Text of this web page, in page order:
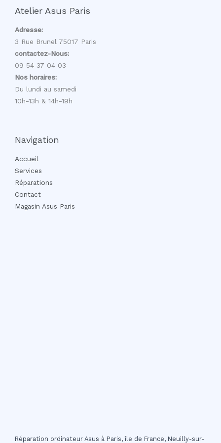
Atelier Asus Paris
Adresse:
3 Rue Brunel 75017 Paris
contactez-Nous:
09 54 37 04 03
Nos horaires:
Du lundi au samedi
10h-13h & 14h-19h
Navigation
Accueil
Services
Réparations
Contact
Magasin Asus Paris
Réparation ordinateur Asus à Paris, île de France, Neuilly-sur-